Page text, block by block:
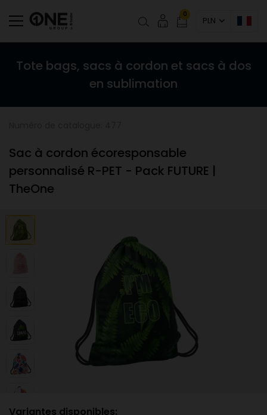
0
PLN
Tote bags, sacs à cordon et sacs à dos
en sublimation
Sac à cordon écoresponsable
personnalisé R-PET - Pack FUTURE |
TheOne
Variantes disponibles: